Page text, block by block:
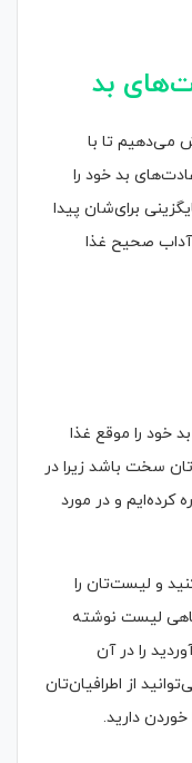
بد
می‌دهیم تا با
بد خود را
برای‌شان پیدا
آداب صحیح غذا
خود را موقع غذا
سخت باشد زیرا در
کرده‌ایم و در مورد
و لیست‌تان را
لیست نوشته
را در آن
از اطرافیان‌تان
دارید.